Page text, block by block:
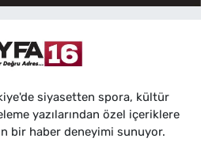
siyasetten spora, kültür
yazılarından özel içeriklere
bir haber deneyimi sunuyor.